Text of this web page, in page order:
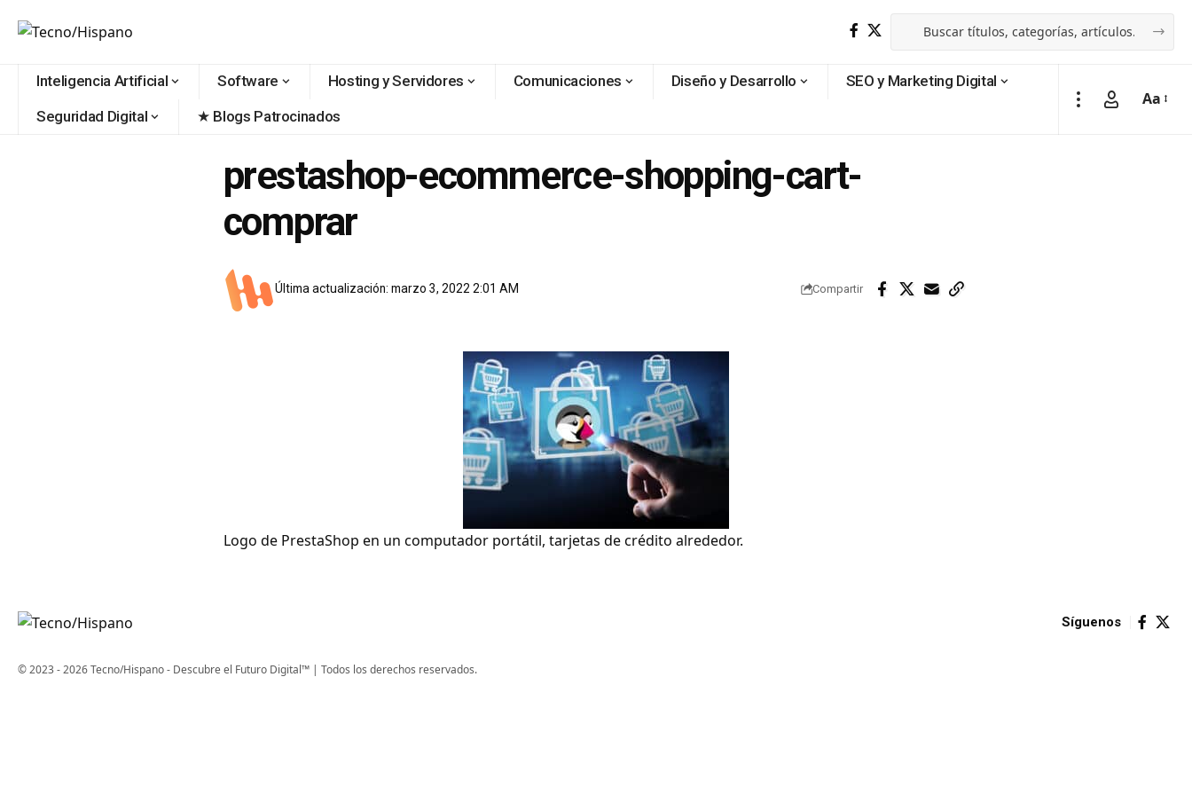
Inteligencia Artificial Software Hosting y Servidores Comunicaciones Diseño y Desarrollo
SEO y Marketing Digital
Seguridad Digital
★ Blogs Patrocinados
Aa
prestashop-ecommerce-shopping-cart-
comprar
Última actualización: marzo 3, 2022 2:01 AM Compartir
Logo de PrestaShop en un computador portátil, tarjetas de crédito alrededor.
Síguenos
© 2023 - 2026 Tecno/Hispano - Descubre el Futuro Digital™ | Todos los derechos reservados.